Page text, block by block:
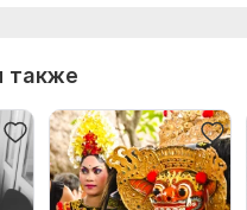
также